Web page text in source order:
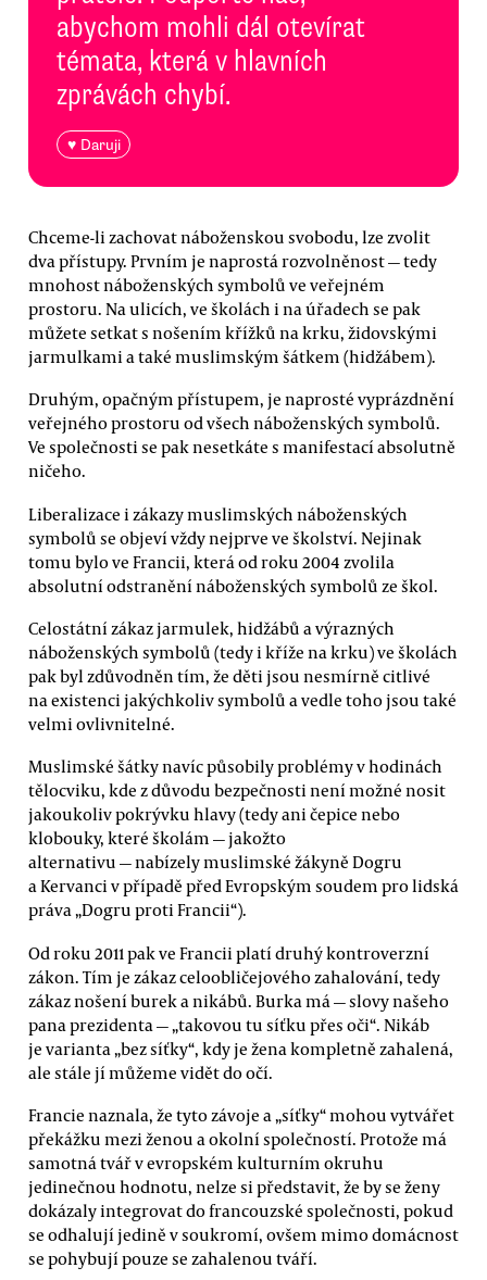
abychom mohli dál otevírat
témata, která v hlavních
zprávách chybí.
♥ Daruji
Chceme-li zachovat náboženskou svobodu, lze zvolit
dva přístupy. Prvním je naprostá rozvolněnost — tedy
mnohost náboženských symbolů ve veřejném
prostoru. Na ulicích, ve školách i na úřadech se pak
můžete setkat s nošením křížků na krku, židovskými
jarmulkami a také muslimským šátkem (hidžábem).
Druhým, opačným přístupem, je naprosté vyprázdnění
veřejného prostoru od všech náboženských symbolů.
Ve společnosti se pak nesetkáte s manifestací absolutně
ničeho.
Liberalizace i zákazy muslimských náboženských
symbolů se objeví vždy nejprve ve školství. Nejinak
tomu bylo ve Francii, která od roku 2004 zvolila
absolutní odstranění náboženských symbolů ze škol.
Celostátní zákaz jarmulek, hidžábů a výrazných
náboženských symbolů (tedy i kříže na krku) ve školách
pak byl zdůvodněn tím, že děti jsou nesmírně citlivé
na existenci jakýchkoliv symbolů a vedle toho jsou také
velmi ovlivnitelné.
Muslimské šátky navíc působily problémy v hodinách
tělocviku, kde z důvodu bezpečnosti není možné nosit
jakoukoliv pokrývku hlavy (tedy ani čepice nebo
klobouky, které školám — jakožto
alternativu — nabízely muslimské žákyně Dogru
a Kervanci v případě před Evropským soudem pro lidská
práva „Dogru proti Francii“).
Od roku 2011 pak ve Francii platí druhý kontroverzní
zákon. Tím je zákaz celoobličejového zahalování, tedy
zákaz nošení burek a nikábů. Burka má — slovy našeho
pana prezidenta — „takovou tu síťku přes oči“. Nikáb
je varianta „bez síťky“, kdy je žena kompletně zahalená,
ale stále jí můžeme vidět do očí.
Francie naznala, že tyto závoje a „síťky“ mohou vytvářet
překážku mezi ženou a okolní společností. Protože má
samotná tvář v evropském kulturním okruhu
jedinečnou hodnotu, nelze si představit, že by se ženy
dokázaly integrovat do francouzské společnosti, pokud
se odhalují jedině v soukromí, ovšem mimo domácnost
se pohybují pouze se zahalenou tváří.